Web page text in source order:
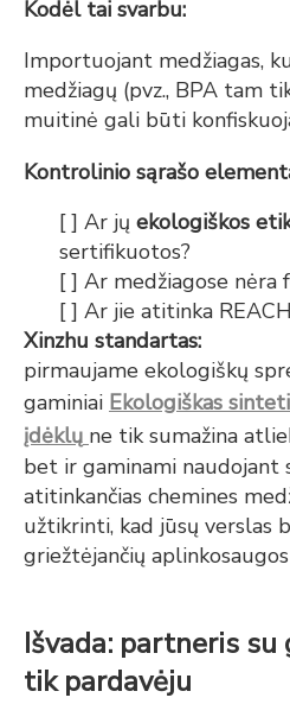
Kodėl tai svarbu:
Importuojant medžiagas,
medžiagų (pvz., BPA tam
muitinė gali būti
Kontrolinio sąrašo
[ ] Ar jų ekologiškos
sertifikuotos?
[ ] Ar medžiagose nėra
[ ] Ar jie atitinka
Xinzhu standartas:
pirmaujame ekologiškų
gaminiai Ekologiškas
įdėklų ne tik sumažina
bet ir gaminami naudojant
atitinkančias chemines
užtikrinti, kad jūsų verslas
griežtėjančių
Išvada: partneris su
tik pardavėju